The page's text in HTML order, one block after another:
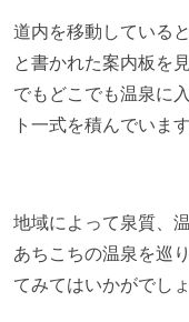
道内を移動している
と書かれた案内板を
でもどこでも温泉に
ト一式を積んでいます
地域によって泉質、
あちこちの温泉を巡
てみてはいかがでしょ